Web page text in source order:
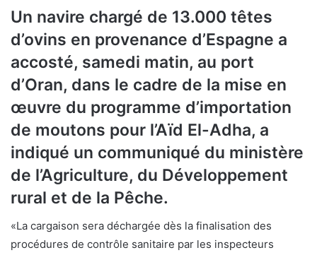
Un navire chargé de 13.000 têtes
d’ovins en provenance d’Espagne a
accosté, samedi matin, au port
d’Oran, dans le cadre de la mise en
œuvre du programme d’importation
de moutons pour l’Aïd El-Adha, a
indiqué un communiqué du ministère
de l’Agriculture, du Développement
rural et de la Pêche.
«La cargaison sera déchargée dès la finalisation des
procédures de contrôle sanitaire par les inspecteurs